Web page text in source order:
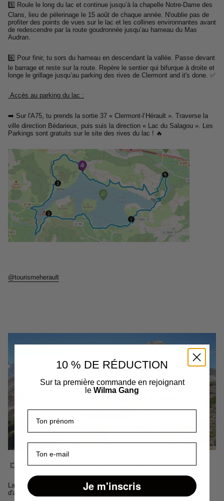
5️⃣ Roule le long du lac et continue jusqu’à la chapelle Notre-Dame des
Clans, lieu de pèlerinage le 15 août de chaque année. N'oublie pas de
profiter des points de vues sur le lac et les collines environnantes avant
de redescendre par la route goudronnée jusqu’au hameau du Mas
Audran.
6️⃣ Pour finir, tu sors du hameau en descendant la vallée. Passe devant
le barrage et reste sur la route. Repère le sentier qui bifurque à droite et
longe le grillage jusqu’au parking des rives de Clermont and it's done. ✅
Accès au parking du lac :
➡️ Sur l'A75, tu prends la sortie 37 « Clermont-l’Hérault ». Traverse la
ville direction Bédarieux, puis suis la direction « Lac du Salagou ». Les
Parkings sont gratuits sur le site des rives du lac ! 🔥
@tourismeherault
💥 Le cinquième est situé aux alentours de Briançon.
La montée du col du Granon fait 17km et monte jusqu' à 2400m
d'altitude. 🤩
10 % DE RÉDUCTION
Sur ta première commande en rejoignant
le Wilma Gang
Prénom
E-mail
Je m'inscris